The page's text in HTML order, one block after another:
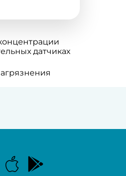
датчиках